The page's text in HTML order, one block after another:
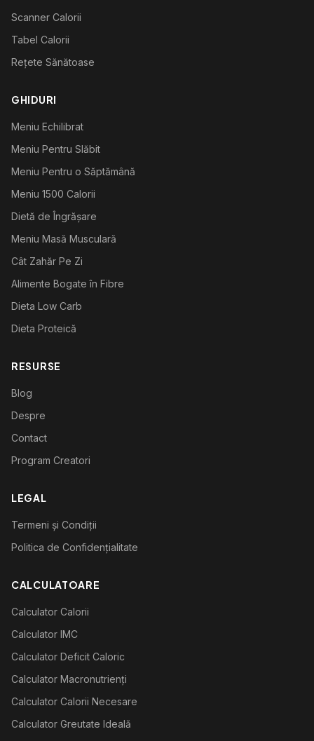
Scanner Calorii
Tabel Calorii
Rețete Sănătoase
GHIDURI
Meniu Echilibrat
Meniu Pentru Slăbit
Meniu Pentru o Săptămână
Meniu 1500 Calorii
Dietă de Îngrășare
Meniu Masă Musculară
Cât Zahăr Pe Zi
Alimente Bogate în Fibre
Dieta Low Carb
Dieta Proteică
RESURSE
Blog
Despre
Contact
Program Creatori
LEGAL
Termeni și Condiții
Politica de Confidențialitate
CALCULATOARE
Calculator Calorii
Calculator IMC
Calculator Deficit Caloric
Calculator Macronutrienți
Calculator Calorii Necesare
Calculator Greutate Ideală